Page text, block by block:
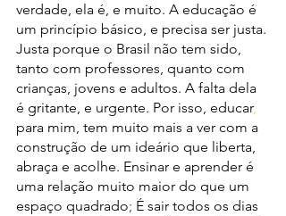
verdade, ela é, e muito. A educação é
um princípio básico, e precisa ser justa.
Justa porque o Brasil não tem sido,
tanto com professores, quanto com
crianças, jovens e adultos. A falta dela
é gritante, e urgente. Por isso, educar,
para mim, tem muito mais a ver com a
construção de um ideário que liberta,
abraça e acolhe. Ensinar e aprender é
uma relação muito maior do que um
espaço quadrado; É sair todos os dias